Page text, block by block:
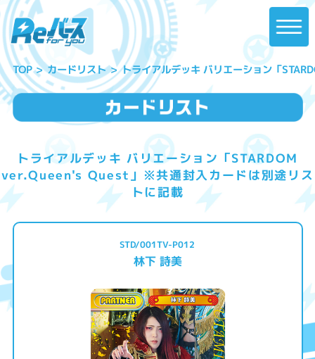
TOP カードリスト トライアルデッキ バリエーション「
トライアルデッキ バリエーション「STARDOM
ver.Queen's Quest」※共通封入カードは別途リス
トに記載
STD/001TV-P012
林下 詩美